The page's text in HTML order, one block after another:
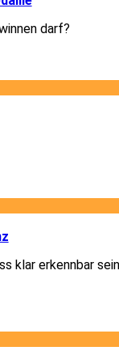
darf?
klar erkennbar